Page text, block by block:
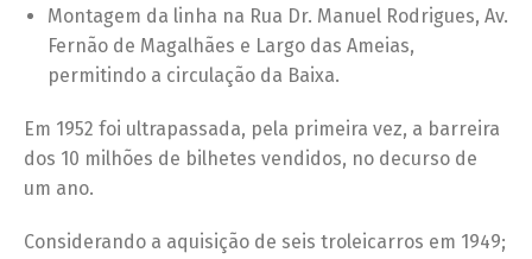
Montagem da linha na Rua Dr. Manuel Rodrigues, Av.
Fernão de Magalhães e Largo das Ameias,
permitindo a circulação da Baixa.
Em 1952 foi ultrapassada, pela primeira vez, a barreira
dos 10 milhões de bilhetes vendidos, no decurso de
um ano.
Considerando a aquisição de seis troleicarros em 1949;